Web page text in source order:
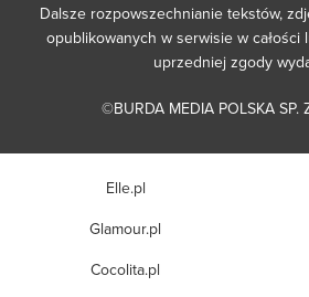
Dalsze rozpowszechnianie tekstów,
opublikowanych w serwisie w całości
uprzedniej zgody
©BURDA MEDIA POLSKA SP.
Elle.pl
Glamour.pl
Cocolita.pl